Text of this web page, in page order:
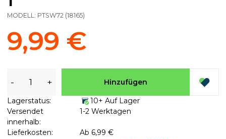
MODELL: PTSW72 (18165)
9,99 €
- + Hinzufügen
Lagerstatus:
10+ Auf Lager
Versendet
innerhalb:
1-2 Werktagen
Lieferkosten: Ab 6,99 €